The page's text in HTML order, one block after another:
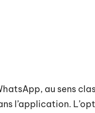
au sens
l’application.